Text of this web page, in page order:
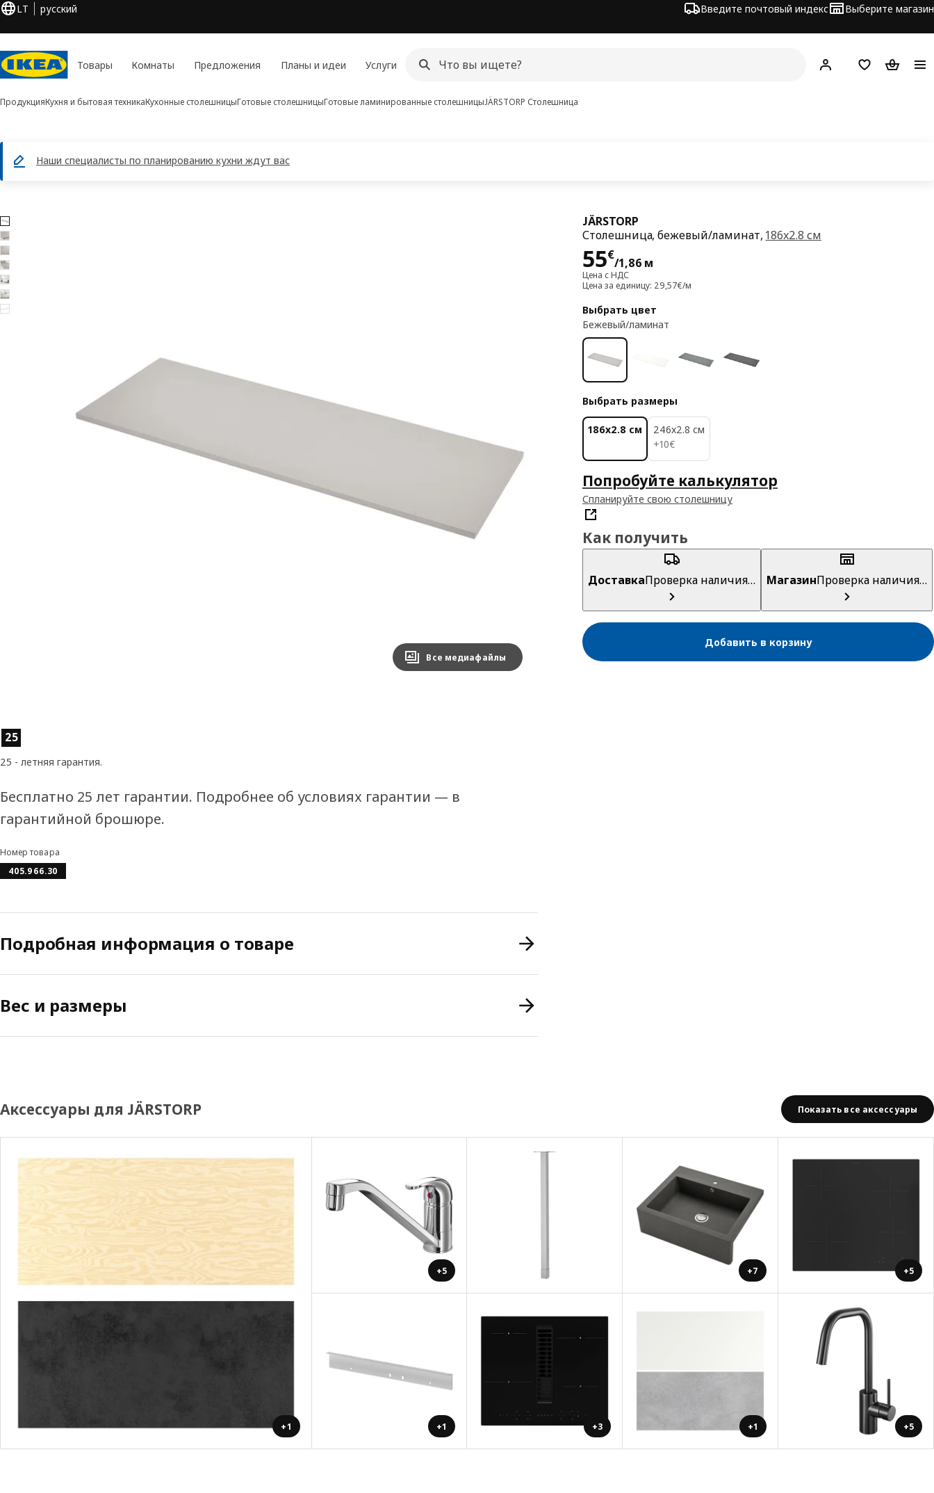
LT русский Введите почтовый индекс Выберите магазин
Товары Комнаты Предложения Планы и идеи Услуги Hej! ВойтиСписокКорзина
ПродукцияКухня и бытовая техникаКухонные столешницыГотовые столешницыГотовые ламинированные столешницыJÄRSTORP Столешница
Наши специалисты по планированию кухни ждут вас
7 JÄRSTORP изображения
изображения
Image zoomed out, normal view
Все медиафайлы
JÄRSTORP
Столешница, бежевый/ламинат, 186x2.8 см
55€
/1,86 м
Цена 55€/1,86 м
Цена с НДС
Цена за единицу: 29,57€/м
Выбрать цвет
Бежевый/ламинат
Выбрать размеры
186x2.8 см
246x2.8 см
+10€
10€
Попробуйте калькулятор
Спланируйте свою столешницу
Как получить
ДоставкаПроверка наличия… МагазинПроверка наличия…
Добавить в корзину
Характеристики товара
25
25 - летняя гарантия.
Бесплатно 25 лет гарантии. Подробнее об условиях гарантии — в
гарантийной брошюре.
Номер товара
405.966.30
Подробная информация о товаре
Вес и размеры
Аксессуары для JÄRSTORP Показать все аксессуары
+1
+5 +7 +5
+1 +3 +1 +5